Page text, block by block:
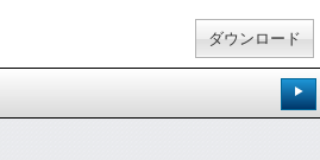
ダウンロード